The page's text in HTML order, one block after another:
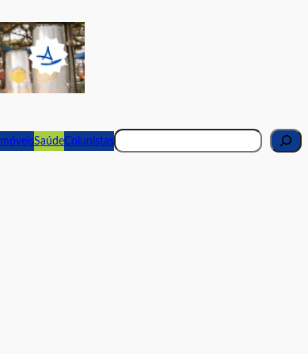
ImóveisSaúdeColunistasPesquisar